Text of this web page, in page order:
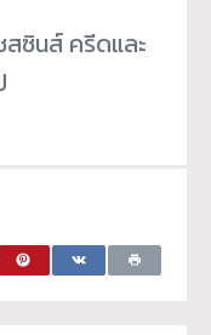
ซินส์ ครีดและ